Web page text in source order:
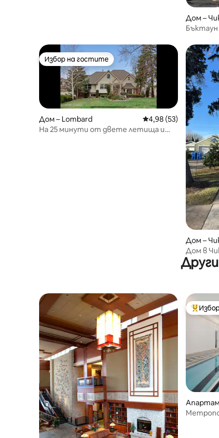
Дом –
Избор на гостите
Избор на гостите
Дом – Lombard Средна оценка: 4,98
4,98 (53)
На 25 минути от двете летища и
Дом –
Дом в
Най-